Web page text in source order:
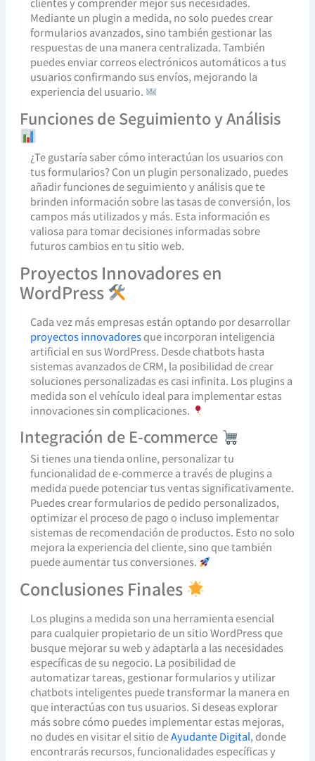
Mediante un plugin a medida, no solo puedes crear
formularios avanzados, sino también gestionar las
respuestas de una manera centralizada. También
puedes enviar correos electrónicos automáticos a tus
usuarios confirmando sus envíos, mejorando la
experiencia del usuario.
Funciones de Seguimiento y Análisis
¿Te gustaría saber cómo interactúan los usuarios con
tus formularios? Con un plugin personalizado, puedes
añadir funciones de seguimiento y análisis que te
brinden información sobre las tasas de conversión, los
campos más utilizados y más. Esta información es
valiosa para tomar decisiones informadas sobre
futuros cambios en tu sitio web.
Proyectos Innovadores en
WordPress
Cada vez más empresas están optando por desarrollar
proyectos innovadoresque incorporan inteligencia
artificial en sus WordPress. Desde chatbots hasta
sistemas avanzados de CRM, la posibilidad de crear
soluciones personalizadas es casi infinita. Los plugins a
medida son el vehículo ideal para implementar estas
innovaciones sin complicaciones.
Integración de E-commerce
Si tienes una tienda online, personalizar tu
funcionalidad de e-commerce a través de plugins a
medida puede potenciar tus ventas significativamente.
Puedes crear formularios de pedido personalizados,
optimizar el proceso de pago o incluso implementar
sistemas de recomendación de productos. Esto no solo
mejora la experiencia del cliente, sino que también
puede aumentar tus conversiones.
Conclusiones Finales
Los plugins a medida son una herramienta esencial
para cualquier propietario de un sitio WordPress que
busque mejorar su web y adaptarla a las necesidades
específicas de su negocio. La posibilidad de
automatizar tareas, gestionar formularios y utilizar
chatbots inteligentes puede transformar la manera en
que interactúas con tus usuarios. Si deseas explorar
más sobre cómo puedes implementar estas mejoras,
no dudes en visitar el sitio deAyudante Digital, donde
encontrarás recursos, funcionalidades específicas y